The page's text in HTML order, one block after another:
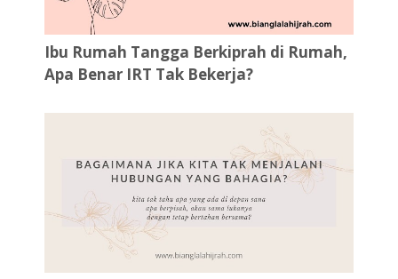
Ibu Rumah Tangga Berkiprah di Rumah,
Apa Benar IRT Tak Bekerja?